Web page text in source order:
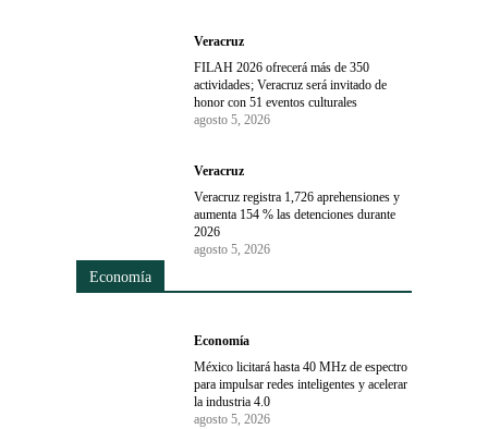
Veracruz
FILAH 2026 ofrecerá más de 350
actividades; Veracruz será invitado de
honor con 51 eventos culturales
agosto 5, 2026
Veracruz
Veracruz registra 1,726 aprehensiones y
aumenta 154 % las detenciones durante
2026
agosto 5, 2026
Economía
Economía
México licitará hasta 40 MHz de espectro
para impulsar redes inteligentes y acelerar
la industria 4.0
agosto 5, 2026